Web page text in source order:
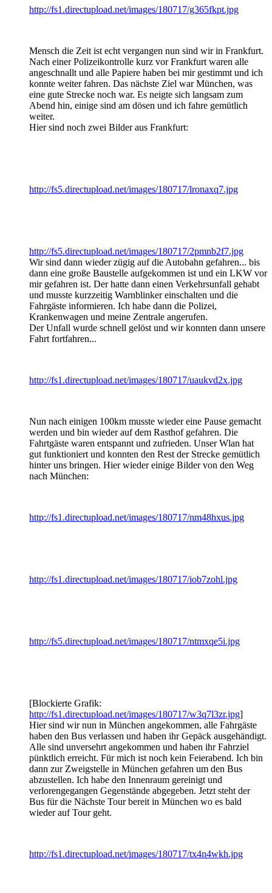
http://fs1.directupload.net/images/180717/g365fkpt.jpg
Mensch die Zeit ist echt vergangen nun sind wir in Frankfurt.
Nach einer Polizeikontrolle kurz vor Frankfurt waren alle
angeschnallt und alle Papiere haben bei mir gestimmt und ich
konnte weiter fahren. Das nächste Ziel war München, was
eine gute Strecke noch war. Es neigte sich langsam zum
Abend hin, einige sind am dösen und ich fahre gemütlich
weiter.
Hier sind noch zwei Bilder aus Frankfurt:
http://fs5.directupload.net/images/180717/lronaxq7.jpg
http://fs5.directupload.net/images/180717/2pmnb2f7.jpg
Wir sind dann wieder zügig auf die Autobahn gefahren... bis
dann eine große Baustelle aufgekommen ist und ein LKW vor
mir gefahren ist. Der hatte dann einen Verkehrsunfall gehabt
und musste kurzzeitig Warnblinker einschalten und die
Fahrgäste informieren. Ich habe dann die Polizei,
Krankenwagen und meine Zentrale angerufen.
Der Unfall wurde schnell gelöst und wir konnten dann unsere
Fahrt fortfahren...
http://fs1.directupload.net/images/180717/uaukvd2x.jpg
Nun nach einigen 100km musste wieder eine Pause gemacht
werden und bin wieder auf dem Rasthof gefahren. Die
Fahrtgäste waren entspannt und zufrieden. Unser Wlan hat
gut funktioniert und konnten den Rest der Strecke gemütlich
hinter uns bringen. Hier wieder einige Bilder von den Weg
nach München:
http://fs1.directupload.net/images/180717/nm48hxus.jpg
http://fs1.directupload.net/images/180717/iob7zohl.jpg
http://fs5.directupload.net/images/180717/ntmxqe5i.jpg
[Blockierte Grafik:
http://fs1.directupload.net/images/180717/w3q7l3zr.jpg]
Hier sind wir nun in München angekommen, alle Fahrgäste
haben den Bus verlassen und haben ihr Gepäck ausgehändigt.
Alle sind unversehrt angekommen und haben ihr Fahrziel
pünktlich erreicht. Für mich ist noch kein Feierabend. Ich bin
dann zur Zweigstelle in München gefahren um den Bus
abzustellen. Ich habe den Innenraum gereinigt und
verlorengegangen Gegenstände abgegeben. Jetzt steht der
Bus für die Nächste Tour bereit in München wo es bald
wieder auf Tour geht.
http://fs1.directupload.net/images/180717/tx4n4wkh.jpg